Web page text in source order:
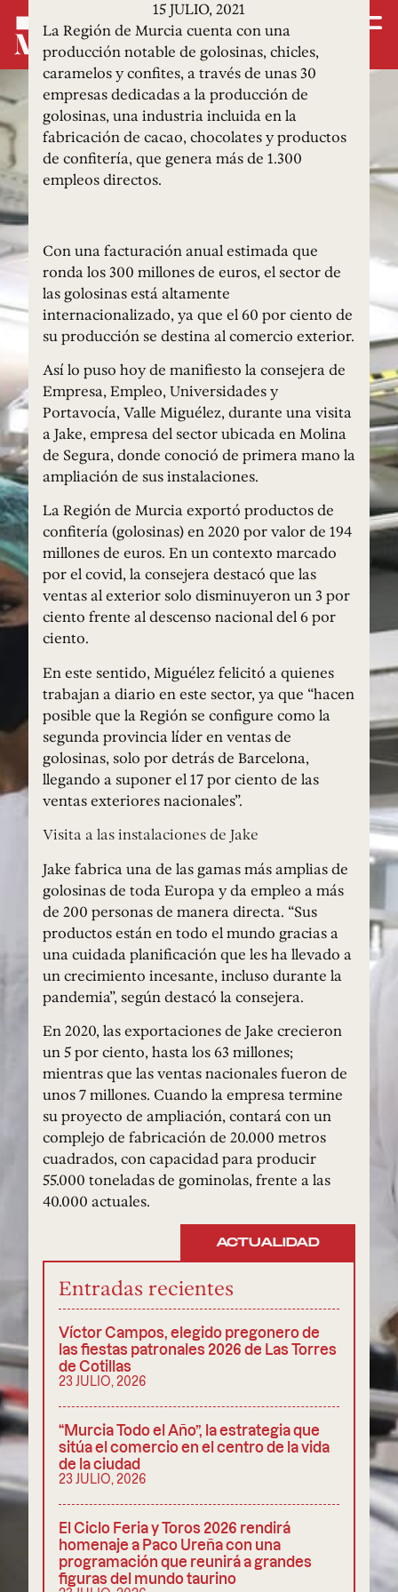
15 JULIO, 2021
La Región de Murcia cuenta con una
producción notable de golosinas, chicles,
caramelos y confites, a través de unas 30
empresas dedicadas a la producción de
golosinas, una industria incluida en la
fabricación de cacao, chocolates y productos
de confitería, que genera más de 1.300
empleos directos.
Con una facturación anual estimada que
ronda los 300 millones de euros, el sector de
las golosinas está altamente
internacionalizado, ya que el 60 por ciento de
su producción se destina al comercio exterior.
Así lo puso hoy de manifiesto la consejera de
Empresa, Empleo, Universidades y
Portavocía, Valle Miguélez, durante una visita
a Jake, empresa del sector ubicada en Molina
de Segura, donde conoció de primera mano la
ampliación de sus instalaciones.
La Región de Murcia exportó productos de
confitería (golosinas) en 2020 por valor de 194
millones de euros. En un contexto marcado
por el covid, la consejera destacó que las
ventas al exterior solo disminuyeron un 3 por
ciento frente al descenso nacional del 6 por
ciento.
En este sentido, Miguélez felicitó a quienes
trabajan a diario en este sector, ya que “hacen
posible que la Región se configure como la
segunda provincia líder en ventas de
golosinas, solo por detrás de Barcelona,
llegando a suponer el 17 por ciento de las
ventas exteriores nacionales”.
Visita a las instalaciones de Jake
Jake fabrica una de las gamas más amplias de
golosinas de toda Europa y da empleo a más
de 200 personas de manera directa. “Sus
productos están en todo el mundo gracias a
una cuidada planificación que les ha llevado a
un crecimiento incesante, incluso durante la
pandemia”, según destacó la consejera.
En 2020, las exportaciones de Jake crecieron
un 5 por ciento, hasta los 63 millones;
mientras que las ventas nacionales fueron de
unos 7 millones. Cuando la empresa termine
su proyecto de ampliación, contará con un
complejo de fabricación de 20.000 metros
cuadrados, con capacidad para producir
55.000 toneladas de gominolas, frente a las
40.000 actuales.
ACTUALIDAD
Entradas recientes
Víctor Campos, elegido pregonero de
las fiestas patronales 2026 de Las Torres
de Cotillas
23 JULIO, 2026
“Murcia Todo el Año”, la estrategia que
sitúa el comercio en el centro de la vida
de la ciudad
23 JULIO, 2026
El Ciclo Feria y Toros 2026 rendirá
homenaje a Paco Ureña con una
programación que reunirá a grandes
figuras del mundo taurino